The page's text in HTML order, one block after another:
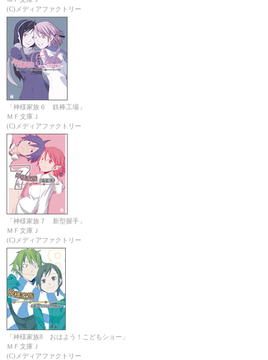
(C)メディアファクトリー
「神様家族６ 鉄棒工場」
ＭＦ文庫Ｊ
(C)メディアファクトリー
「神様家族７ 新型握手」
ＭＦ文庫Ｊ
(C)メディアファクトリー
「神様家族8 おはよう！こどもショー」
ＭＦ文庫Ｊ
(C)メディアファクトリー